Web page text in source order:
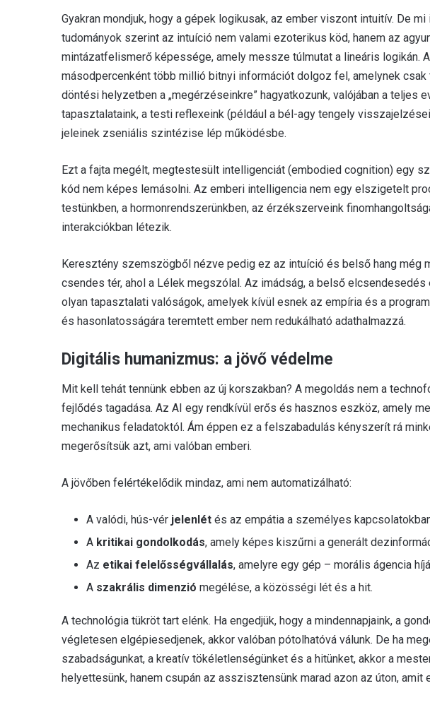
Gyakran mondjuk, hogy a gépek logikusak, az ember viszont intuitív. De
tudományok szerint az intuíció nem valami ezoterikus köd, hanem az
mintázatfelismerő képessége, amely messze túlmutat a lineáris logikán.
másodpercenként több millió bitnyi információt dolgoz fel, amelynek
döntési helyzetben a „megérzéseinkre” hagyatkozunk, valójában a teljes
tapasztalataink, a testi reflexeink (például a bél-agy tengely
jeleinek zseniális szintézise lép működésbe.
Ezt a fajta megélt, megtestesült intelligenciát (embodied cognition) egy
kód nem képes lemásolni. Az emberi intelligencia nem egy elszigetelt
testünkben, a hormonrendszerünkben, az érzékszerveink
interakciókban létezik.
Keresztény szemszögből nézve pedig ez az intuíció és belső hang még
csendes tér, ahol a Lélek megszólal. Az imádság, a belső
olyan tapasztalati valóságok, amelyek kívül esnek az empíria és a
és hasonlatosságára teremtett ember nem redukálható adathalmazzá.
Digitális humanizmus: a jövő védelme
Mit kell tehát tennünk ebben az új korszakban? A megoldás nem a
fejlődés tagadása. Az AI egy rendkívül erős és hasznos eszköz, amely
mechanikus feladatoktól. Ám éppen ez a felszabadulás kényszerít rá
megerősítsük azt, ami valóban emberi.
A jövőben felértékelődik mindaz, ami nem automatizálható:
A valódi, hús-vér jelenlét és az empátia a személyes
A kritikai gondolkodás, amely képes kiszűrni a generált
Az etikai felelősségvállalás, amelyre egy gép – morális ágencia
A szakrális dimenzió megélése, a közösségi lét és a hit.
A technológia tükröt tart elénk. Ha engedjük, hogy a mindennapjaink, a
végletesen elgépiesedjenek, akkor valóban pótolhatóvá válunk. De ha
szabadságunkat, a kreatív tökéletlenségünket és a hitünket, akkor a
helyettesünk, hanem csupán az asszisztensünk marad azon az úton, amit